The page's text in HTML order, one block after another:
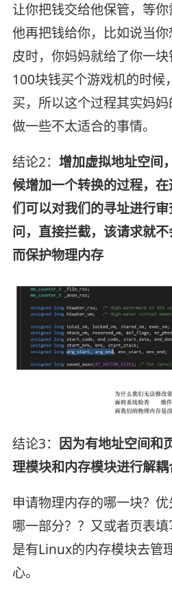
让你把钱交给他保管，等你
他再把钱给你，比如说当
皮时，你妈妈就给了你一
100块钱买个游戏机的时候
买，所以这个过程其实妈
做一些不太适合的事情。
结论2： 增加虚拟地址空间
候增加一个转换的过程，
们可以对我们的寻址进行
问，直接拦截，该请求就
而保护物理内存
结论3： 因为有地址空间和
理模块和内存模块进行解耦
申请物理内存的哪一块？
哪一部分？？又或者页表
是有Linux的内存模块去管
心。